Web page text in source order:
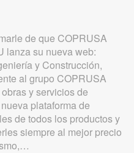
de que COPRUSA
lanza su nueva web:
y Construcción,
al grupo COPRUSA
y servicios de
plataforma de
de todos los productos y
siempre al mejor precio